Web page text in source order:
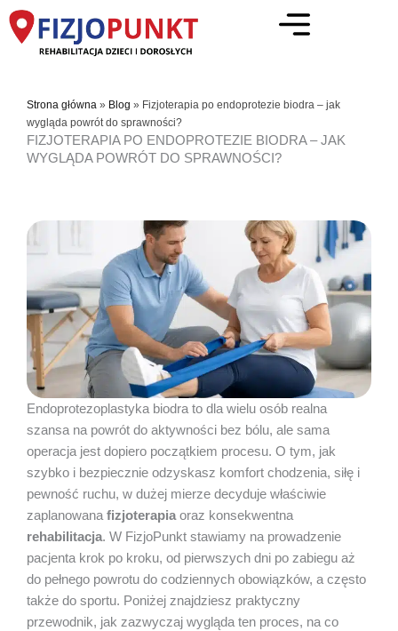
Przejdź
do
Strona główna » Blog » Fizjoterapia po endoprotezie biodra – jak
wygląda powrót do sprawności?
FIZJOTERAPIA PO ENDOPROTEZIE BIODRA – JAK
WYGLĄDA POWRÓT DO SPRAWNOŚCI?
Endoprotezoplastyka biodra to dla wielu osób realna
szansa na powrót do aktywności bez bólu, ale sama
operacja jest dopiero początkiem procesu. O tym, jak
szybko i bezpiecznie odzyskasz komfort chodzenia, siłę i
pewność ruchu, w dużej mierze decyduje właściwie
zaplanowanafizjoterapiaoraz konsekwentna
rehabilitacja. W FizjoPunkt stawiamy na prowadzenie
pacjenta krok po kroku, od pierwszych dni po zabiegu aż
do pełnego powrotu do codziennych obowiązków, a często
także do sportu. Poniżej znajdziesz praktyczny
przewodnik, jak zazwyczaj wygląda ten proces, na co